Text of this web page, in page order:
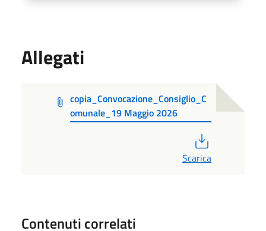
Allegati
copia_Convocazione_Consiglio_C
omunale_19 Maggio 2026
Scarica
Contenuti correlati